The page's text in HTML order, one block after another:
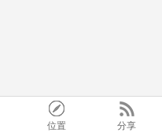
位置 分享